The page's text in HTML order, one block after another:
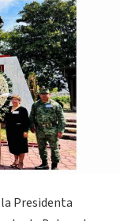
Presidenta